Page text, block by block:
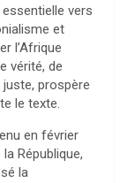
essentielle vers
et
l’Afrique
vérité, de
prospère
le texte.
en février
République,
la